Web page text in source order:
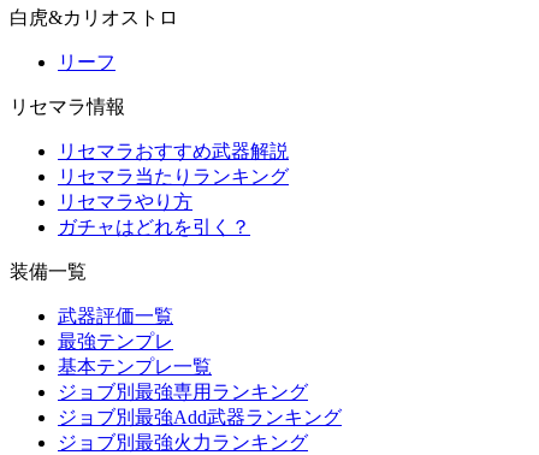
白虎&カリオストロ
リーフ
リセマラ情報
リセマラおすすめ武器解説
リセマラ当たりランキング
リセマラやり方
ガチャはどれを引く？
装備一覧
武器評価一覧
最強テンプレ
基本テンプレ一覧
ジョブ別最強専用ランキング
ジョブ別最強Add武器ランキング
ジョブ別最強火力ランキング